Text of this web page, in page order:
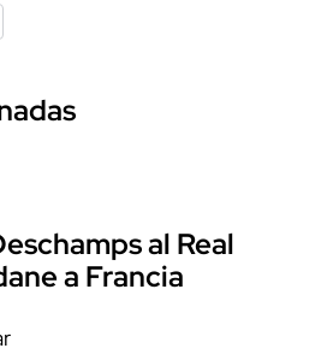
al Real
a Francia